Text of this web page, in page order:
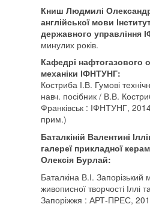
Книш Людмилі
англійської мови
державного управління
минулих років.
Кафедрі нафтогазового
механіки ІФНТУНГ:
Костриба І.В. Гумові
навч. посібник / В.В.
Франківськ : ІФНТУНГ,
прим.)
Баталкіній Валентині
галереї прикладної
Олексія Бурлай:
Баталкіна В.І.
живописної творчості Іллі
Запоріжжя : АРТ-ПРЕС,